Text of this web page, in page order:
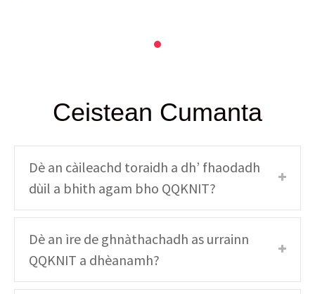
Ceistean Cumanta
Dè an càileachd toraidh a dh’ fhaodadh
dùil a bhith agam bho QQKNIT?
Dè an ìre de ghnàthachadh as urrainn
QQKNIT a dhèanamh?